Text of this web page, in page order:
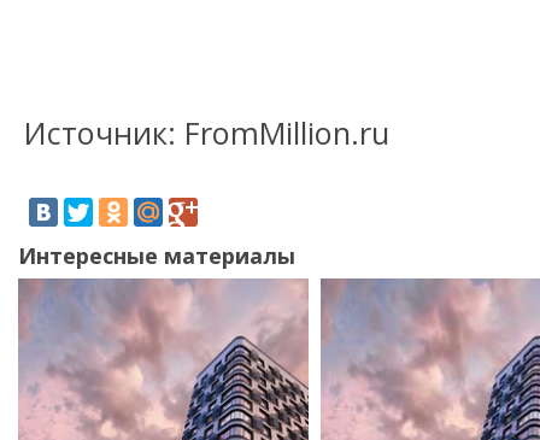
Источник: FromMillion.ru
Интересные материалы